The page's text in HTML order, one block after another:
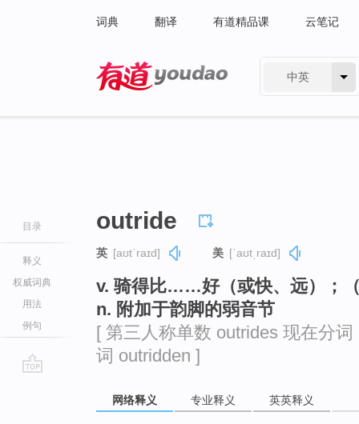
词典 翻译 有道精品课 云笔记
中英
目录
释义
权威词典
用法
例句
outride
英 [aʊtˈraɪd] 美 [ˈaʊtˌraɪd]
v. 骑得比……好（或快、远）；
n. 附加于韵脚的弱音节
[ 第三人称单数 outrides 现在分
词 outridden ]
网络释义 专业释义 英英释义